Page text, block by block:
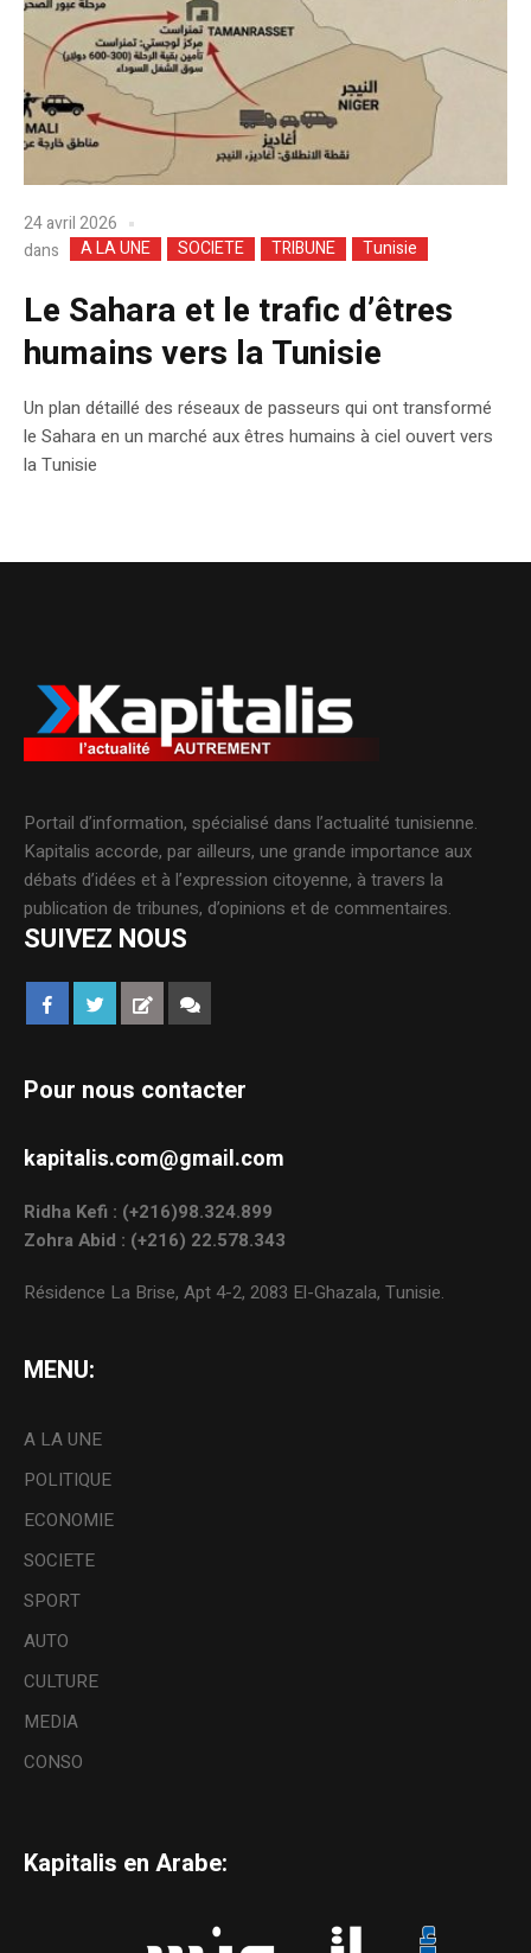
24 avril 2026
dans
A LA UNE SOCIETE TRIBUNE Tunisie
Le Sahara et le trafic d’êtres
humains vers la Tunisie
Un plan détaillé des réseaux de passeurs qui ont transformé
le Sahara en un marché aux êtres humains à ciel ouvert vers
la Tunisie
Portail d’information, spécialisé dans l’actualité tunisienne.
Kapitalis accorde, par ailleurs, une grande importance aux
débats d’idées et à l’expression citoyenne, à travers la
publication de tribunes, d’opinions et de commentaires.
SUIVEZ NOUS
Pour nous contacter
kapitalis.com@gmail.com
Ridha Kefi : (+216)98.324.899
Zohra Abid : (+216) 22.578.343
Résidence La Brise, Apt 4-2, 2083 El-Ghazala, Tunisie.
MENU:
A LA UNE
POLITIQUE
ECONOMIE
SOCIETE
SPORT
AUTO
CULTURE
MEDIA
CONSO
Kapitalis en Arabe: